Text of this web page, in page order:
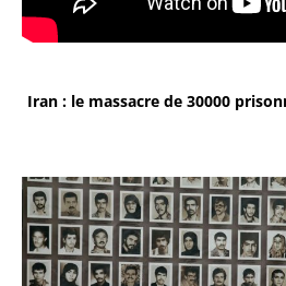
Iran : le massacre de 30000